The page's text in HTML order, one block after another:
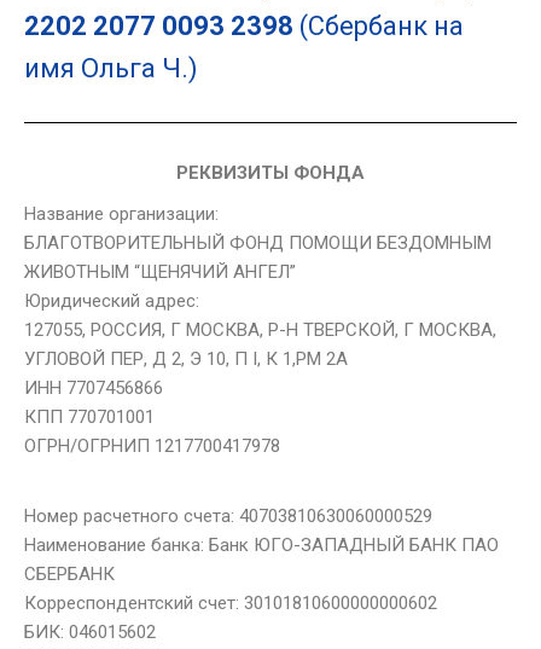
2202 2077 0093 2398 (Сбербанк на
имя Ольга Ч.)
РЕКВИЗИТЫ ФОНДА
Название организации:
БЛАГОТВОРИТЕЛЬНЫЙ ФОНД ПОМОЩИ БЕЗДОМНЫМ
ЖИВОТНЫМ “ЩЕНЯЧИЙ АНГЕЛ”
Юридический адрес:
127055, РОССИЯ, Г МОСКВА, Р-Н ТВЕРСКОЙ, Г МОСКВА,
УГЛОВОЙ ПЕР, Д 2, Э 10, П I, К 1,РМ 2А
ИНН 7707456866
КПП 770701001
ОГРН/ОГРНИП 1217700417978
Номер расчетного счета: 40703810630060000529
Наименование банка: Банк ЮГО-ЗАПАДНЫЙ БАНК ПАО
СБЕРБАНК
Корреспондентский счет: 30101810600000000602
БИК: 046015602